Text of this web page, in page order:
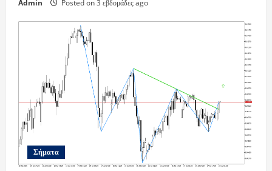
Admin Posted on 3 εβδομάδες ago
Σήματα